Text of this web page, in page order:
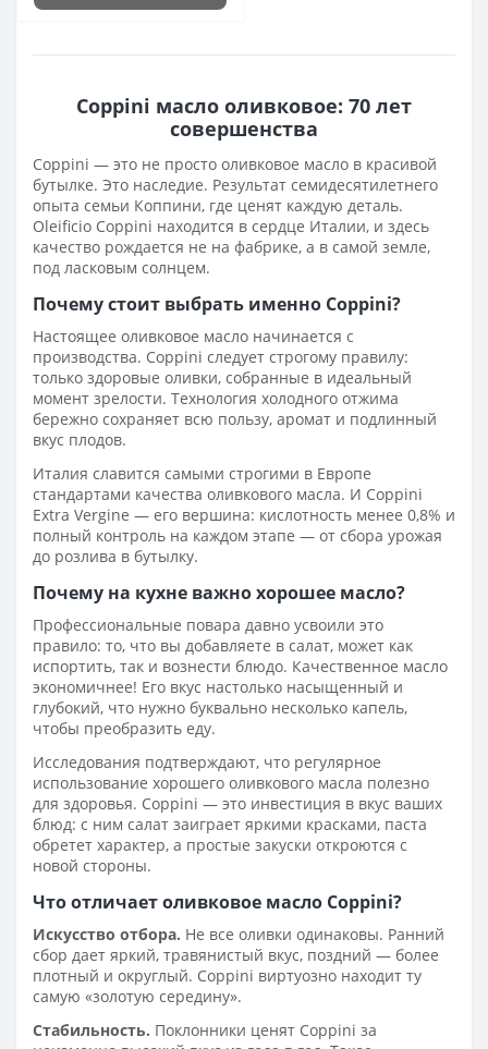
Coppini масло оливковое: 70 лет
совершенства
Coppini — это не просто оливковое масло в красивой
бутылке. Это наследие. Результат семидесятилетнего
опыта семьи Коппини, где ценят каждую деталь.
Oleificio Coppini находится в сердце Италии, и здесь
качество рождается не на фабрике, а в самой земле,
под ласковым солнцем.
Почему стоит выбрать именно Coppini?
Настоящее оливковое масло начинается с
производства. Coppini следует строгому правилу:
только здоровые оливки, собранные в идеальный
момент зрелости. Технология холодного отжима
бережно сохраняет всю пользу, аромат и подлинный
вкус плодов.
Италия славится самыми строгими в Европе
стандартами качества оливкового масла. И Coppini
Extra Vergine — его вершина: кислотность менее 0,8% и
полный контроль на каждом этапе — от сбора урожая
до розлива в бутылку.
Почему на кухне важно хорошее масло?
Профессиональные повара давно усвоили это
правило: то, что вы добавляете в салат, может как
испортить, так и вознести блюдо. Качественное масло
экономичнее! Его вкус настолько насыщенный и
глубокий, что нужно буквально несколько капель,
чтобы преобразить еду.
Исследования подтверждают, что регулярное
использование хорошего оливкового масла полезно
для здоровья. Coppini — это инвестиция в вкус ваших
блюд: с ним салат заиграет яркими красками, паста
обретет характер, а простые закуски откроются с
новой стороны.
Что отличает оливковое масло Coppini?
Искусство отбора. Не все оливки одинаковы. Ранний
сбор дает яркий, травянистый вкус, поздний — более
плотный и округлый. Coppini виртуозно находит ту
самую «золотую середину».
Стабильность. Поклонники ценят Coppini за